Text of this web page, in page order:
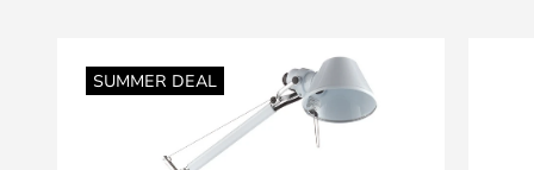
SUMMER DEAL